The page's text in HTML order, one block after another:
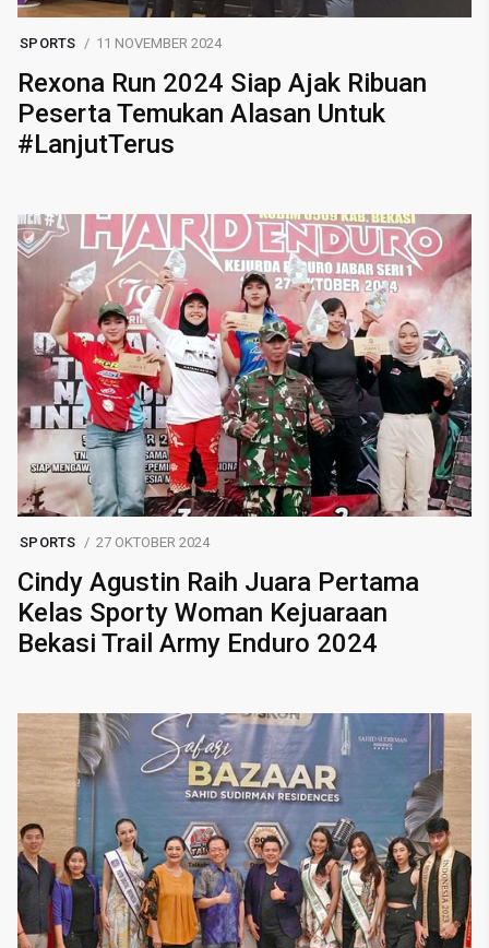
SPORTS 11 NOVEMBER 2024
Rexona Run 2024 Siap Ajak Ribuan
Peserta Temukan Alasan Untuk
#LanjutTerus
SPORTS 27 OKTOBER 2024
Cindy Agustin Raih Juara Pertama
Kelas Sporty Woman Kejuaraan
Bekasi Trail Army Enduro 2024